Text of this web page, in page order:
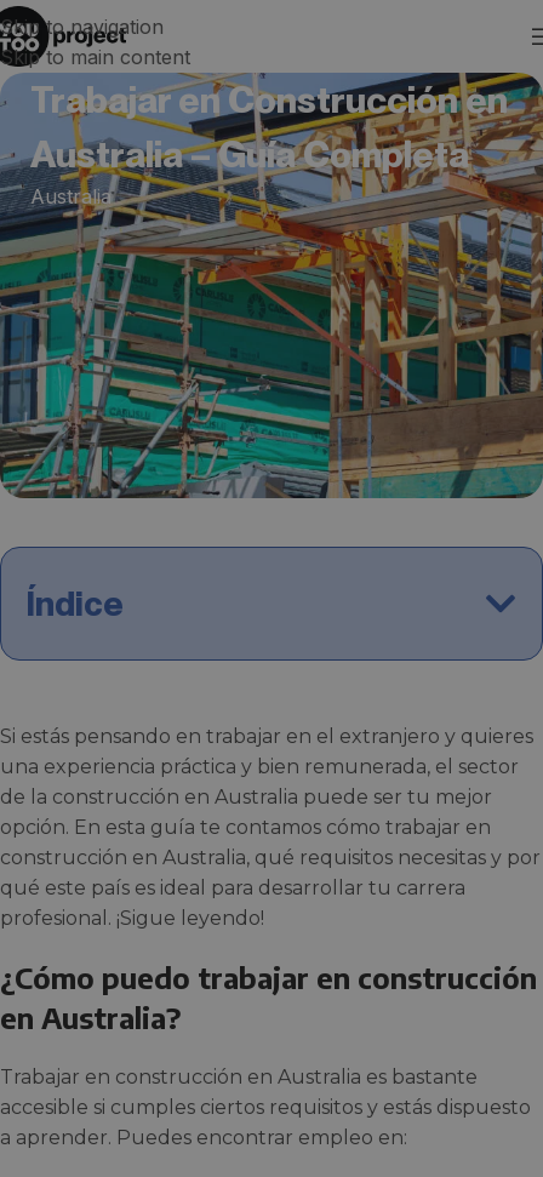
Skip to navigation
Skip to main content
Trabajar en Construcción en
Australia – Guía Completa
Australia
Índice
Si estás pensando en trabajar en el extranjero y quieres
una experiencia práctica y bien remunerada, el sector
de la construcción en Australia puede ser tu mejor
opción. En esta guía te contamos cómo trabajar en
construcción en Australia, qué requisitos necesitas y por
qué este país es ideal para desarrollar tu carrera
profesional. ¡Sigue leyendo!
¿Cómo puedo trabajar en construcción
en Australia?
Trabajar en construcción en Australia es bastante
accesible si cumples ciertos requisitos y estás dispuesto
a aprender. Puedes encontrar empleo en: